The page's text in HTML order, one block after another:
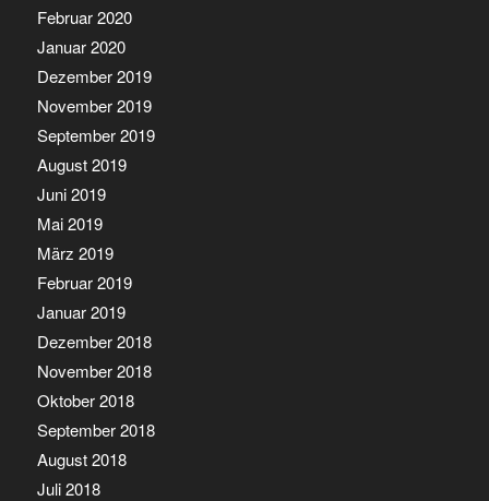
Februar 2020
Januar 2020
Dezember 2019
November 2019
September 2019
August 2019
Juni 2019
Mai 2019
März 2019
Februar 2019
Januar 2019
Dezember 2018
November 2018
Oktober 2018
September 2018
August 2018
Juli 2018